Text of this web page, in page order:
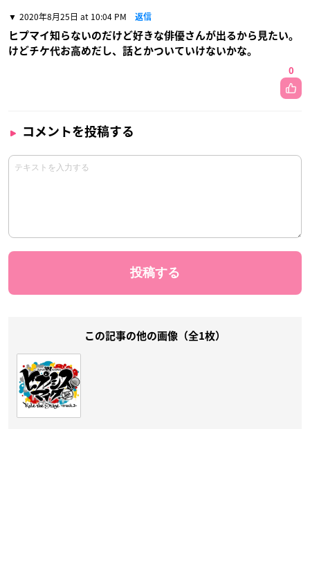
2020年8月25日 at 10:04 PM 返信
ヒプマイ知らないのだけど好きな俳優さんが出るから見たい。
けどチケ代お高めだし、話とかついていけないかな。
0
コメントを投稿する
この記事の他の画像（全1枚）